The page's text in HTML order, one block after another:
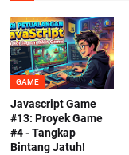
GAME
Javascript Game
#13: Proyek Game
#4 - Tangkap
Bintang Jatuh!